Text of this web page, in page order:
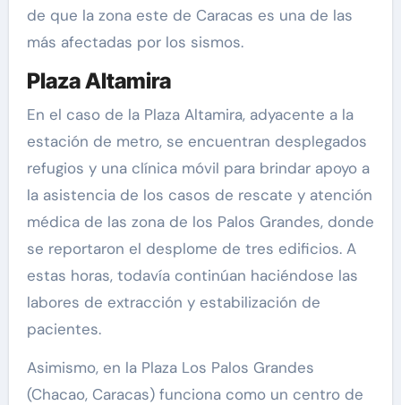
de que la zona este de Caracas es una de las
más afectadas por los sismos.
Plaza Altamira
En el caso de la Plaza Altamira, adyacente a la
estación de metro, se encuentran desplegados
refugios y una clínica móvil para brindar apoyo a
la asistencia de los casos de rescate y atención
médica de las zona de los Palos Grandes, donde
se reportaron el desplome de tres edificios. A
estas horas, todavía continúan haciéndose las
labores de extracción y estabilización de
pacientes.
Asimismo, en la Plaza Los Palos Grandes
(Chacao, Caracas) funciona como un centro de